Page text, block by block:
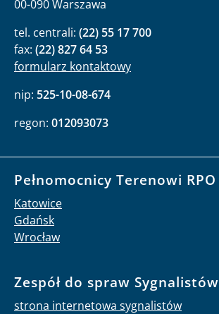
00-090 Warszawa
tel. centrali: (22) 55 17 700
fax: (22) 827 64 53
formularz kontaktowy
nip: 525-10-08-674
regon: 012093073
Pełnomocnicy Terenowi RPO
Katowice
Gdańsk
Wrocław
Zespół do spraw Sygnalistów
strona internetowa sygnalistów